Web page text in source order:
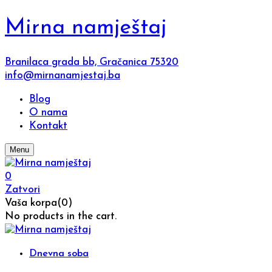
Mirna namještaj
Branilaca grada bb, Gračanica 75320
info@mirnanamjestaj.ba
Blog
O nama
Kontakt
Menu
0
Zatvori
Vaša korpa(0)
No products in the cart.
Dnevna soba